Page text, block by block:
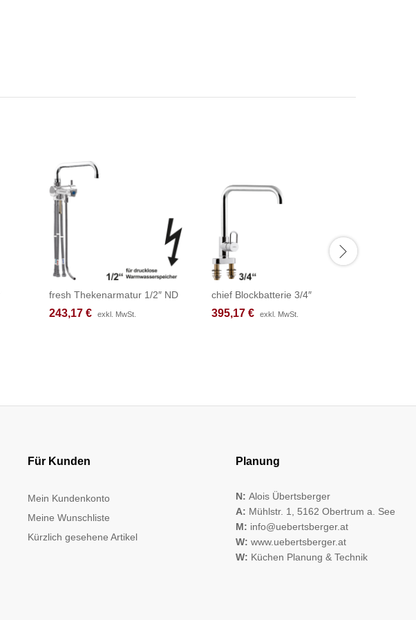
fresh Thekenarmatur 1/2″ ND
243,17 € exkl. MwSt.
243,17 € exkl. MwSt.
chief Blockbatterie 3/4″
395,17 € exkl. MwSt.
395,17 € exkl. MwSt.
Für Kunden
Mein Kundenkonto
Meine Wunschliste
Kürzlich gesehene Artikel
Planung
N: Alois Übertsberger
A: Mühlstr. 1, 5162 Obertrum a. See
M: info@uebertsberger.at
W: www.uebertsberger.at
W: Küchen Planung & Technik